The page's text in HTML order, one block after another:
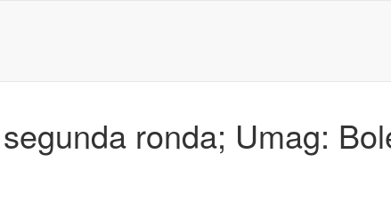
ronda; Umag: